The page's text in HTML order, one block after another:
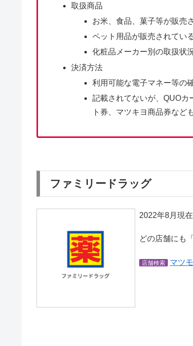
取扱商品
お米、食品、菓子等が販売
ペット用品が販売されてい
化粧品メーカー別の取扱状
決済方法
利用可能な電子マネー等の
記載されてないが、QUOカ
ト券、マツキヨ商品券など
ファミリードラッグ
2022年8月現
どの店舗にも
店舗検索 マツ